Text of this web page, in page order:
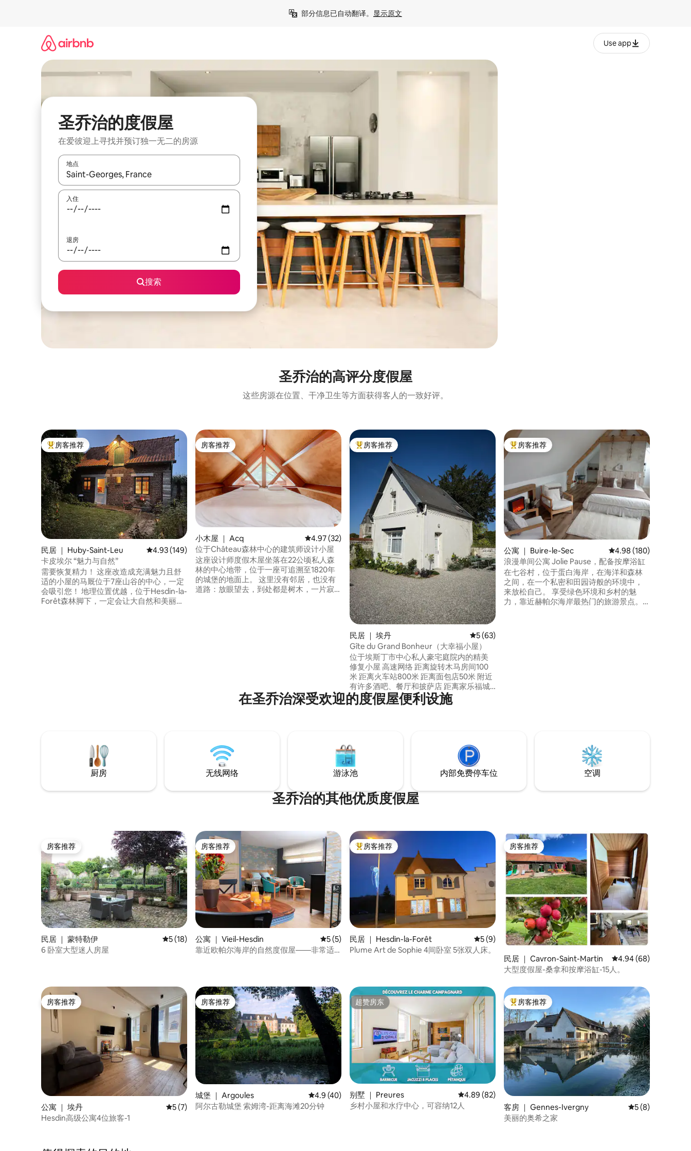
部分信息已自动翻译。 显示原文
Use app
圣乔治的度假屋
在爱彼迎上寻找并预订独一无二的房源
地点
如有搜索结果，请使用上下方向键查看，或通过点击或滑动手势浏览。
入住
退房
搜索
圣乔治的高评分度假屋
这些房源在位置、干净卫生等方面获得客人的一致好评。
热门「房客推荐」
房客推荐
民居 ｜ Huby-Saint-Leu 平均评分 4.93 分（满分 5 分），共 149 条评价
4.93 (149)
卡皮埃尔 “魅力与自然”
需要恢复精力！ 这座改造成充满魅力且舒
适的小屋的马厩位于7座山谷的中心，一定
会吸引您！ 地理位置优越，位于Hesdin-la-
Forêt森林脚下，一定会让大自然和美丽散
房客推荐
房客推荐
小木屋 ｜ Acq 平均评分 4.97 分（满分 5 分），共 32 条评价
4.97 (32)
位于Château森林中心的建筑师设计小屋
这座设计师度假木屋坐落在22公顷私人森
林的中心地带，位于一座可追溯至1820年
的城堡的地面上。 这里没有邻居，也没有
道路：放眼望去，到处都是树木，一片寂
热门「房客推荐」
房客推荐
民居 ｜ 埃丹 平均评分 5 分（满分 5 分），共 63 条评价
5 (63)
Gîte du Grand Bonheur（大幸福小屋）
位于埃斯丁市中心私人豪宅庭院内的精美
修复小屋 高速网络 距离旋转木马房间100
米 距离火车站800米 距离面包店50米 附近
有许多酒吧、餐厅和披萨店 距离家乐福城
市350米（上午7点至晚上10点） 私人庭院
内的安全停车位 通过钥匙盒自助入住 带烧
林漫步
热门「房客推荐」
房客推荐
公寓 ｜ Buire-le-Sec 平均评分 4.98 分（满
4.98 (180)
浪漫单间公寓 Jolie Pause，配备按摩浴缸
在七谷村，位于蛋白海岸，在海洋和森林
之间，在一个私密和田园诗般的环境中，
来放松自己。 享受绿色环境和乡村的魅
力，靠近赫帕尔海岸最热门的旅游景点。
在圣乔治深受欢迎的度假屋便利设施
厨房 无线网络 游泳池 内部免费停车位 空调
圣乔治的其他优质度假屋
房客推荐
房客推荐
民居 ｜ 蒙特勒伊 平均评分 5 分（满分 5 分），共 18 条评价
5 (18)
6 卧室大型迷人房屋
房客推荐
房客推荐
公寓 ｜ Vieil-Hesdin 平均评分 5 分（满分 5 分），共 5 条评价
5 (5)
靠近欧帕尔海岸的自然度假屋——非常适
热门「房客推荐」
房客推荐
民居 ｜ Hesdin-la-Forêt 平均评分 5 分（满分 5 分），共 9 条评价
5 (9)
Plume Art de Sophie 4间卧室 5张双人床。
房客推荐
房客推荐
民居 ｜ Cavron-Saint-Martin 平均评分 4.94 分（满
4.94 (68)
大型度假屋-桑拿和按摩浴缸-15人。
房客推荐
房客推荐
公寓 ｜ 埃丹 平均评分 5 分（满分 5 分），共 7 条评价
5 (7)
Hesdin高级公寓4位旅客-1
房客推荐
房客推荐
城堡 ｜ Argoules 平均评分 4.9 分（满分 5 分），共 40 条评价
4.9 (40)
阿尔古勒城堡 索姆湾-距离海滩20分钟
超赞房东
超赞房东
别墅 ｜ Preures 平均评分 4.89 分（满分 5 分），共 82 条评价
4.89 (82)
乡村小屋和水疗中心，可容纳12人
热门「房客推荐」
房客推荐
客房 ｜ Gennes-Ivergny 平均评分 5 分（
5 (8)
美丽的奥希之家